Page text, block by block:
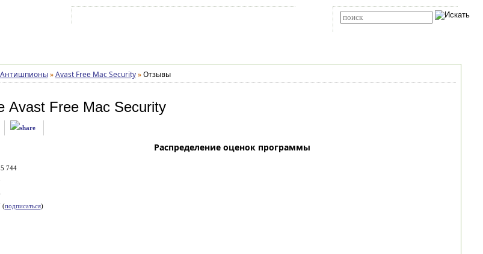
Антишпионы » Avast Free Mac Security » Отзывы
Avast Free Mac Security
744
(подписаться)
Распределение оценок программы